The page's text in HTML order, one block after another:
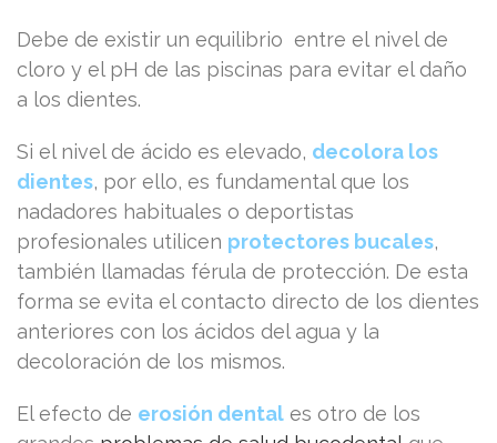
Debe de existir un equilibrio entre el nivel de
cloro y el pH de las piscinas para evitar el daño
a los dientes.
Si el nivel de ácido es elevado, decolora los
dientes, por ello, es fundamental que los
nadadores habituales o deportistas
profesionales utilicen protectores bucales,
también llamadas férula de protección. De esta
forma se evita el contacto directo de los dientes
anteriores con los ácidos del agua y la
decoloración de los mismos.
El efecto de erosión dental es otro de los